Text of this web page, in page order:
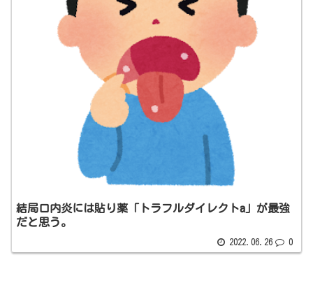
結局口内炎には貼り薬「トラフルダイレクトa」が最強
だと思う。
2022.06.26 0